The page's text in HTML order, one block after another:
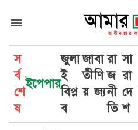
স
র্ব
শে
ষ
ইপেপার
জুলা
ই
বিপ্ল
ব
জা
তী
য়
বা
ণি
জ্য
রা
জ
নী
তি
সা
রা
দে
শ